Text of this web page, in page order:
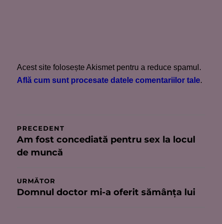
Acest site folosește Akismet pentru a reduce spamul.
Află cum sunt procesate datele comentariilor tale.
Navigare
în
PRECEDENT
Articolul
anterior:
Am fost concediată pentru sex la locul
de muncă
URMĂTOR
Articolul
Domnul doctor mi-a oferit sămânţa lui